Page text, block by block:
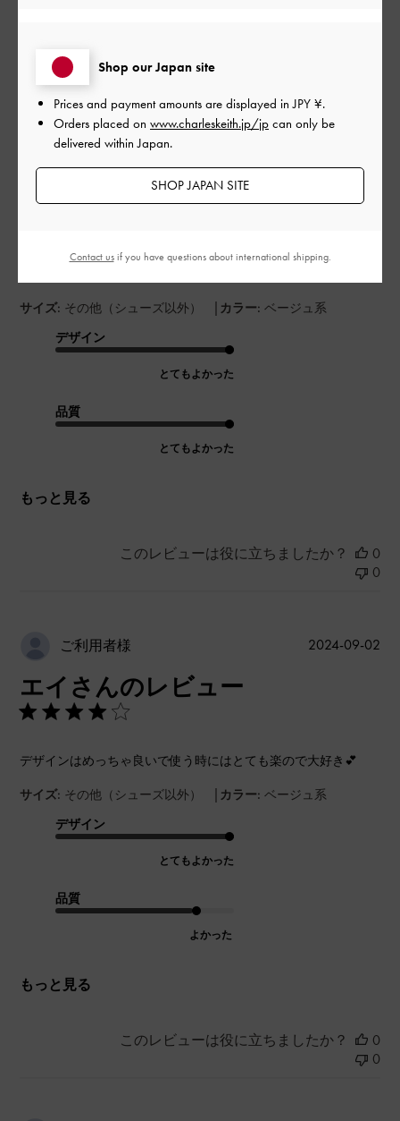
ご利用者様
可愛い❤️
購入しなかったのか…笑もうそろそろ夏が終わりますがギリギリ
サイズ: その他（シューズ以外） | カラー: ベージュ系
デザイン
とてもよかった
品質
とてもよかった
もっと見る
2024-09-03
このレビューは役に立ちましたか？
0
0
ご利用者様
エイさんのレビュー
デザインはめっちゃ良いで使う時にはとても楽ので大好き💕
サイズ: その他（シューズ以外） | カラー: ベージュ系
デザイン
とてもよかった
品質
よかった
もっと見る
公
2024-09-02
このレビューは役に立ちましたか？
0
0
Shop our Japan site
Prices and payment amounts are displayed inJPY ¥.
Orders placed on www.charleskeith.jp/jp can only be
delivered within Japan.
SHOP JAPAN SITE
Contact usif you have questions about international shipping.